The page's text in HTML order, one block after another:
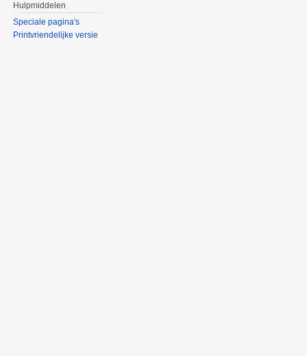
Hulpmiddelen
Speciale pagina's
Printvriendelijke versie